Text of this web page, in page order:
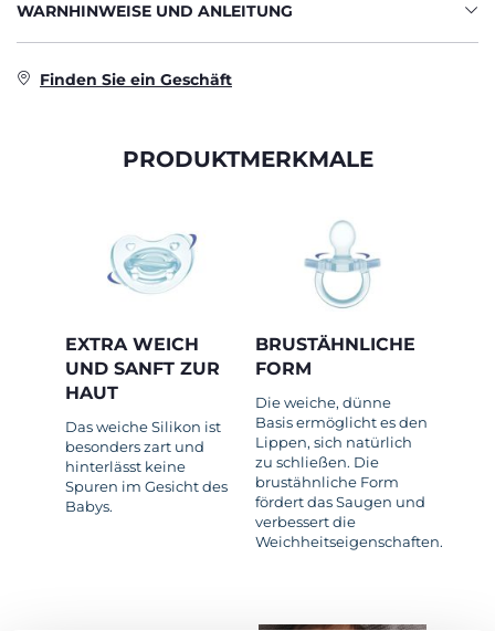
WARNHINWEISE UND ANLEITUNG
Finden Sie ein Geschäft
PRODUKTMERKMALE
EXTRA WEICH
UND SANFT ZUR
HAUT
Das weiche Silikon ist
besonders zart und
hinterlässt keine
Spuren im Gesicht des
Babys.
BRUSTÄHNLICHE
FORM
Die weiche, dünne
Basis ermöglicht es den
Lippen, sich natürlich
zu schließen. Die
brustähnliche Form
fördert das Saugen und
verbessert die
Weichheitseigenschaften.